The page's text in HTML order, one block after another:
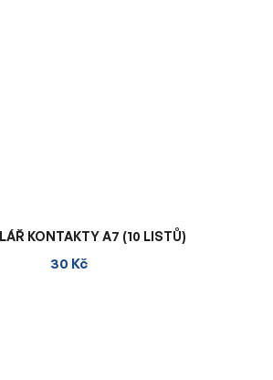
KONTAKTY A7 (10 LISTŮ)
30 Kč